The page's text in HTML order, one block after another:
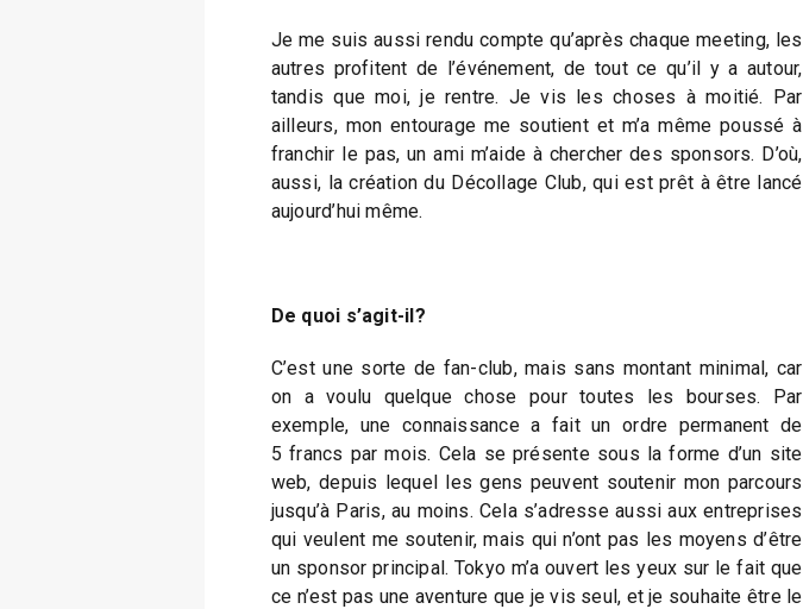
Je me suis aussi rendu compte qu’après chaque meeting, les
autres profitent de l’événement, de tout ce qu’il y a autour,
tandis que moi, je rentre. Je vis les choses à moitié. Par
ailleurs, mon entourage me soutient et m’a même poussé à
franchir le pas, un ami m’aide à chercher des sponsors. D’où,
aussi, la création du Décollage Club, qui est prêt à être lancé
aujourd’hui même.
De quoi s’agit-il?
C’est une sorte de fan-club, mais sans montant minimal, car
on a voulu quelque chose pour toutes les bourses. Par
exemple, une connaissance a fait un ordre permanent de
5 francs par mois. Cela se présente sous la forme d’un site
web, depuis lequel les gens peuvent soutenir mon parcours
jusqu’à Paris, au moins. Cela s’adresse aussi aux entreprises
qui veulent me soutenir, mais qui n’ont pas les moyens d’être
un sponsor principal. Tokyo m’a ouvert les yeux sur le fait que
ce n’est pas une aventure que je vis seul, et je souhaite être le